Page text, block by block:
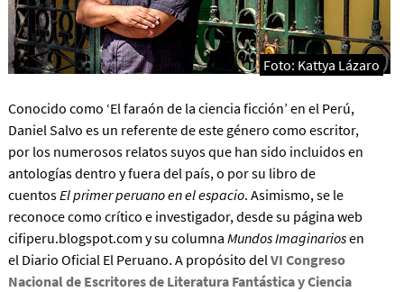
Foto: Kattya Lázaro
Conocido como ‘El faraón de la ciencia ficción’ en el Perú,
Daniel Salvo es un referente de este género como escritor,
por los numerosos relatos suyos que han sido incluidos en
antologías dentro y fuera del país, o por su libro de
cuentosEl primer peruano en el espacio. Asimismo, se le
reconoce como crítico e investigador, desde su página web
cifiperu.blogspot.com y su columna Mundos Imaginariosen
el Diario Oficial El Peruano. A propósito del VI Congreso
Nacional de Escritores de Literatura Fantástica y Ciencia